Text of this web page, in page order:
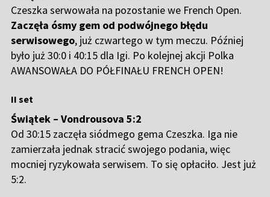
Czeszka serwowała na pozostanie we French Open.
Zaczęła ósmy gem od podwójnego błędu
serwisowego, już czwartego w tym meczu. Później
było już 30:0 i 40:15 dla Igi. Po kolejnej akcji Polka
AWANSOWAŁA DO PÓŁFINAŁU FRENCH OPEN!
II set
Świątek – Vondrousova 5:2
Od 30:15 zaczęła siódmego gema Czeszka. Iga nie
zamierzała jednak stracić swojego podania, więc
mocniej ryzykowała serwisem. To się opłaciło. Jest już
5:2.